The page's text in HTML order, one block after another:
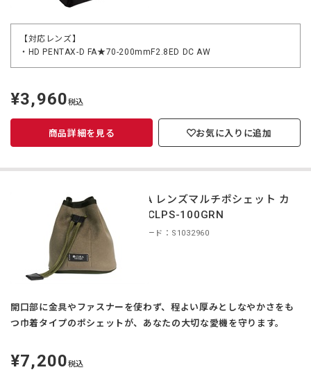
【対応レンズ】
・HD PENTAX-D FA★70-200mmF2.8ED DC AW
定
価
¥3,960税込
商品詳細を見る お気に入りに追加
CURA レンズマルチポシェット カ
ーキ CLPS-100GRN
商品コード：S1032960
開口部に金具やファスナーを使わず、程よい厚みとしなやかさをも
つ巾着タイプのポシェットが、あなたの大切な愛機を守ります。
定
価
¥7,200税込